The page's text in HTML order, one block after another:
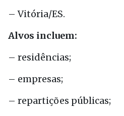
– Vitória/ES.
Alvos incluem:
– residências;
– empresas;
– repartições públicas;